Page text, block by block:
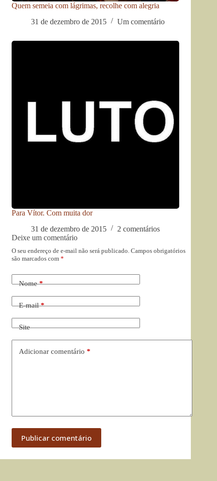
Quem semeia com lágrimas, recolhe com alegria
31 de dezembro de 2015
Um comentário
Para Vítor. Com muita dor
31 de dezembro de 2015
2 comentários
Deixe um comentário
O seu endereço de e-mail não será publicado. Campos obrigatórios
são marcados com *
Nome*
E-mail*
Site
Adicionar comentário *
Publicar comentário